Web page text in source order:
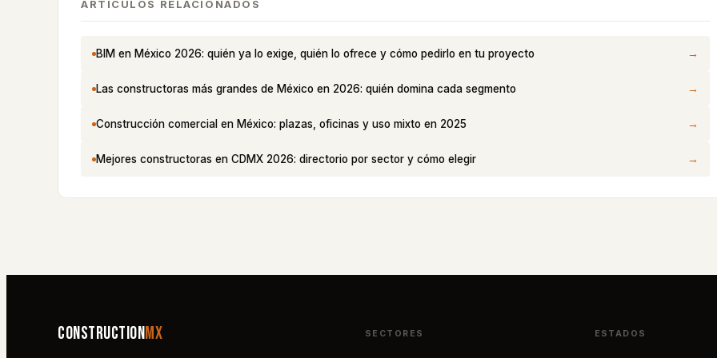
ARTÍCULOS RELACIONADOS
BIM en México 2026: quién ya lo exige, quién lo ofrece y cómo pedirlo en tu proyecto →
Las constructoras más grandes de México en 2026: quién domina cada segmento →
Construcción comercial en México: plazas, oficinas y uso mixto en 2025 →
Mejores constructoras en CDMX 2026: directorio por sector y cómo elegir →
ConstructionMX SECTORES ESTADOS